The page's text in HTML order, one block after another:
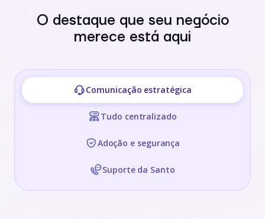
O destaque que seu negócio
merece está aqui
Comunicação estratégica
Tudo centralizado
Adoção e segurança
Suporte da Santo